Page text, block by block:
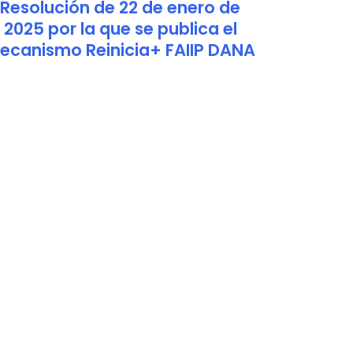
Resolución de 22 de enero de
2025 por la que se publica el
Reinicia+ FAIIP DANA